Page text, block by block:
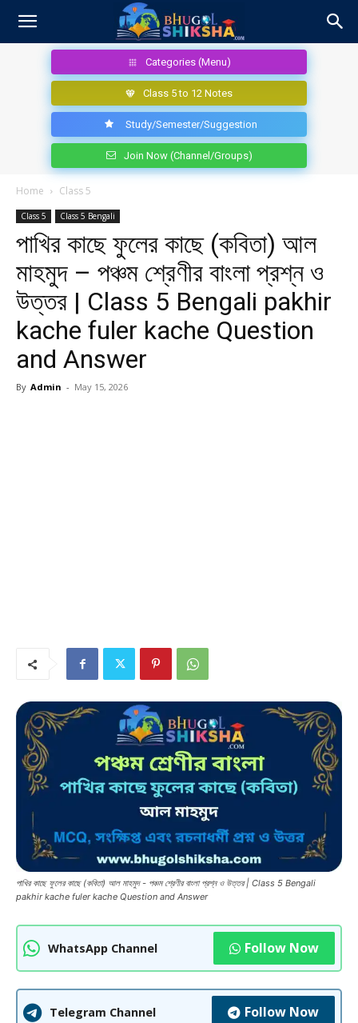
Categories (Menu)
Class 5 to 12 Notes
Study/Semester/Suggestion
Join Now (Channel/Groups)
Home Class 5
Class 5 Class 5 Bengali
পাখির কাছে ফুলের কাছে (কবিতা) আল
মাহমুদ – পঞ্চম শ্রেণীর বাংলা প্রশ্ন ও
উত্তর | Class 5 Bengali pakhir
kache fuler kache Question
and Answer
By Admin - May 15, 2026
পাখির কাছে ফুলের কাছে (কবিতা) আল মাহমুদ - পঞ্চম শ্রেণীর বাংলা প্রশ্ন ও উত্তর | Class 5 Bengali
pakhir kache fuler kache Question and Answer
WhatsApp Channel Follow Now
Telegram Channel Follow Now